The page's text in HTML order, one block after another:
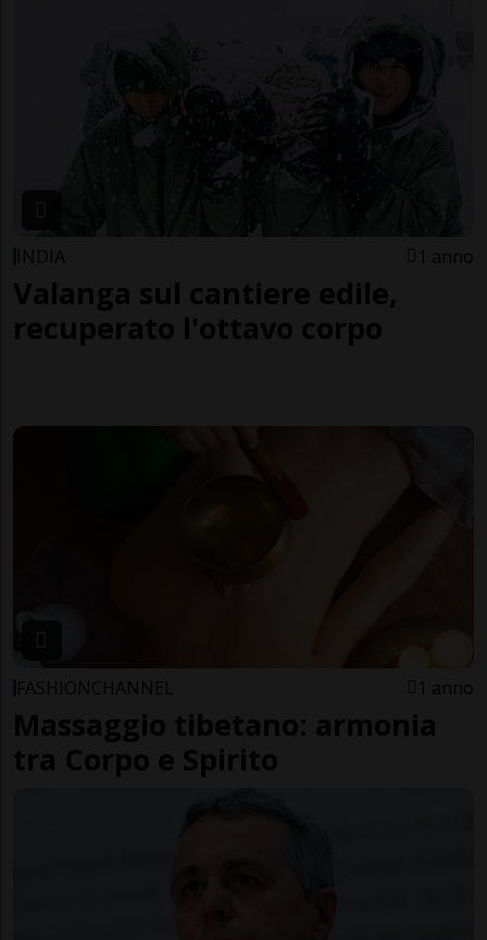
INDIA 1 anno
Valanga sul cantiere edile,
recuperato l'ottavo corpo
FASHIONCHANNEL 1 anno
Massaggio tibetano: armonia
tra Corpo e Spirito